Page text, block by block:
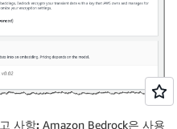
사항: Amazon Bedrock은 사용